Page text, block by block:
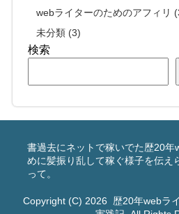
webライターのためのアフィリ
未分類 (3)
検索
書過去にネットで稼いでた歴20年
めに髪振り乱して稼ぐ様子を伝え
って。
Copyright (C) 2026 歴20年webラ